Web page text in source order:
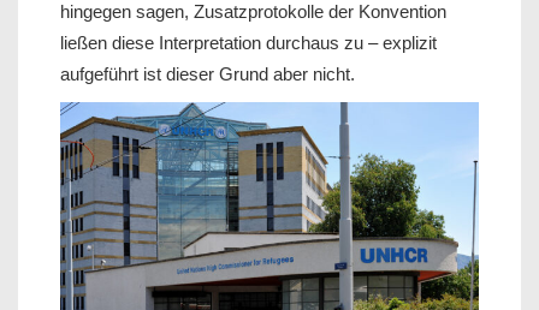
hingegen sagen, Zusatzprotokolle der Konvention
ließen diese Interpretation durchaus zu – explizit
aufgeführt ist dieser Grund aber nicht.